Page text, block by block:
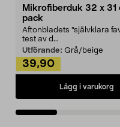
Mikrofiberduk 32 x 31
pack
Aftonbladets "självklara
test av d...
Utförande: Grå/beige
39,90
Lägg i varukorg